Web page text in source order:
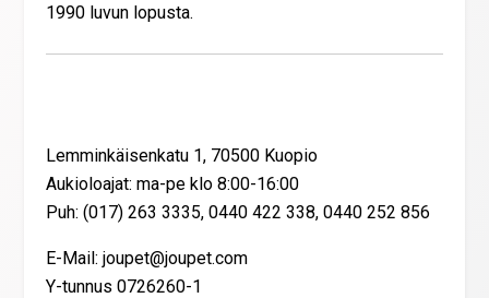
1990 luvun lopusta.
Lemminkäisenkatu 1, 70500 Kuopio
Aukioloajat: ma-pe klo 8:00-16:00
Puh: (017) 263 3335, 0440 422 338, 0440 252 856
E-Mail: joupet@joupet.com
Y-tunnus 0726260-1